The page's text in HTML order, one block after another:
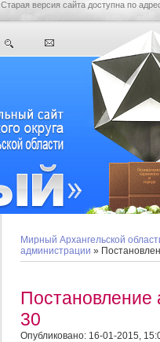
Старая версия сайта доступна по
Мирный Архангельской
администрации »
30
Опубликовано: 16-01-2015,